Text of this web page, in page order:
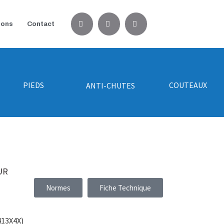
Contact
PIEDS ANTI-CHUTES COUTEAUX
Normes Fiche Technique